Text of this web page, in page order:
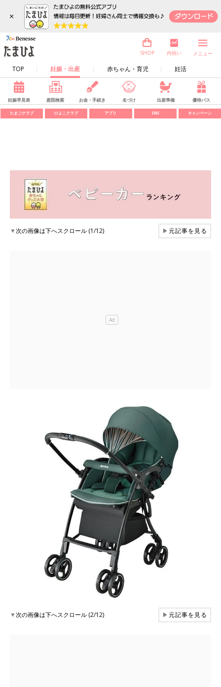
×
TOP 妊娠・出産 赤ちゃん・育児 妊活
SHOP 内祝い メニュー
妊娠早見表 産院検索 お金・手続き 名づけ 出産準備 優待パス
たまごクラブ ひよこクラブ アプリ SNS キャンペーン
▼次の画像は下へスクロール (1/12) ▶元記事を見る
▼次の画像は下へスクロール (2/12) ▶元記事を見る